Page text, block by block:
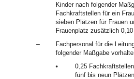
Kinder nach folgender
Fachkraftstellen für ein
sieben Plätzen für Frauen
Frauenplatz zusätzlich
–
Fachpersonal für die
folgender Maßgabe
•
0,25
fünf bis neun